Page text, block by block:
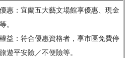
惠：宜蘭五大藝文場館享優惠、現金
。
益：符合優惠資格者，享市區免費停
遊平安險／不便險等。